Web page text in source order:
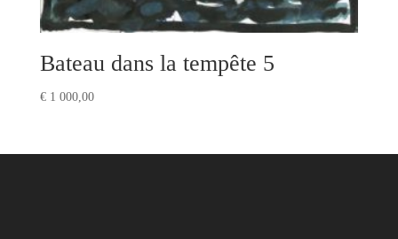
Bateau dans la tempête 5
€1 000,00